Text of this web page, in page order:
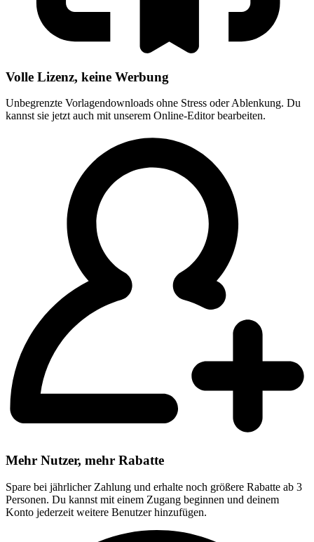
Volle Lizenz, keine Werbung
Unbegrenzte Vorlagendownloads ohne Stress oder Ablenkung. Du
kannst sie jetzt auch mit unserem Online-Editor bearbeiten.
Mehr Nutzer, mehr Rabatte
Spare bei jährlicher Zahlung und erhalte noch größere Rabatte ab 3
Personen. Du kannst mit einem Zugang beginnen und deinem
Konto jederzeit weitere Benutzer hinzufügen.